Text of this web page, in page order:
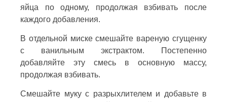
яйца по одному, продолжая взбивать после
каждого добавления.
В отдельной миске смешайте вареную сгущенку
с ванильным экстрактом. Постепенно
добавляйте эту смесь в основную массу,
продолжая взбивать.
Смешайте муку с разрыхлителем и добавьте в